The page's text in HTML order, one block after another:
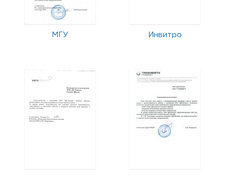
МГУ Инвитро